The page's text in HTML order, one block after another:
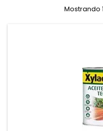
Mostrando